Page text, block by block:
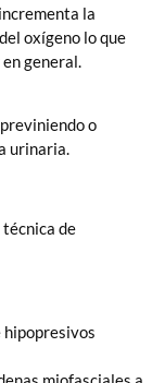
la
oxígeno lo que
general.
o
urinaria.
de
hipopresivos